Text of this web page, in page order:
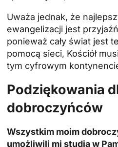
Uważa jednak, że
ewangelizacji jest
ponieważ cały świat jest
pomocą sieci, Kościół
tym cyfrowym
Podziękowania
dobroczyńców
Wszystkim moim
umożliwili mi studia w